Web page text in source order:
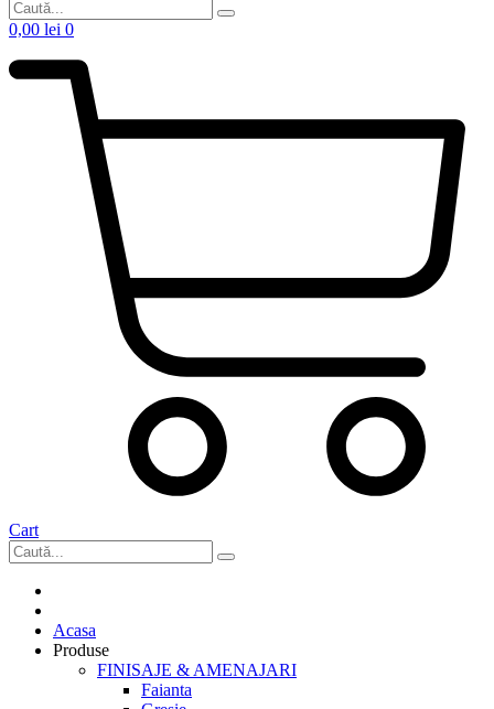
0,00 lei 0
Cart
Acasa
Produse
FINISAJE & AMENAJARI
Faianta